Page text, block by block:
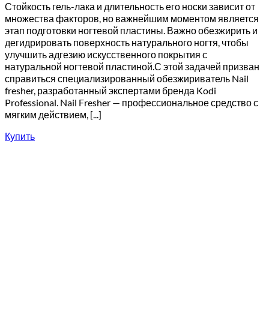
Стойкость гель-лака и длительность его носки зависит от
множества факторов, но важнейшим моментом является
этап подготовки ногтевой пластины. Важно обезжирить и
дегидрировать поверхность натурального ногтя, чтобы
улучшить адгезию искусственного покрытия с
натуральной ногтевой пластиной.С этой задачей призван
справиться специализированный обезжириватель Nail
fresher, разработанный экспертами бренда Kodi
Professional. Nail Fresher — профессиональное средство с
мягким действием, [...]
Купить